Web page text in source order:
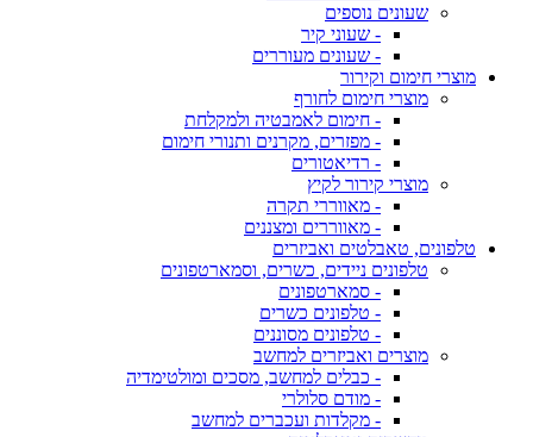
שעונים נוספים
- שעוני קיר
- שעונים מעוררים
מוצרי חימום וקירור
מוצרי חימום לחורף
- חימום לאמבטיה ולמקלחת
- מפזרים, מקרנים ותנורי חימום
- רדיאטורים
מוצרי קירור לקיץ
- מאווררי תקרה
- מאווררים ומצננים
טלפונים, טאבלטים ואביזרים
טלפונים ניידים, כשרים, וסמארטפונים
- סמארטפונים
- טלפונים כשרים
- טלפונים מסוננים
מוצרים ואביזרים למחשב
- כבלים למחשב, מסכים ומולטימדיה
- מודם סלולרי
- מקלדות ועכברים למחשב